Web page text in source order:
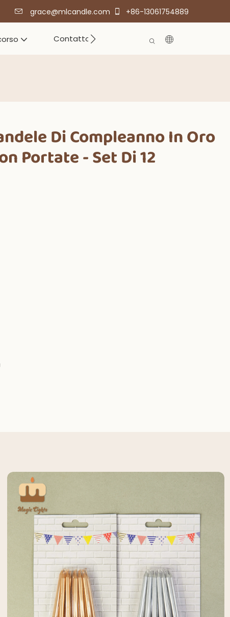
grace@mlcandle.com +86-13061754889
Contatto
Di Compleanno In Oro
Portate - Set Di 12